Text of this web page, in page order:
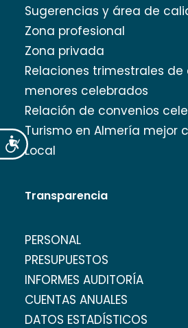
Accesibilidad
Sugerencias y área de
Zona profesional
Zona privada
Relaciones trimestrales
menores celebrados
Relación de convenios
Turismo en Almería mejor
Local
Transparencia
PERSONAL
PRESUPUESTOS
INFORMES AUDITORÍA
CUENTAS ANUALES
DATOS ESTADÍSTICOS